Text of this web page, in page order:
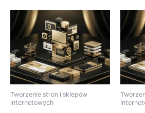
Tworzenie stron i sklepów
internetowych